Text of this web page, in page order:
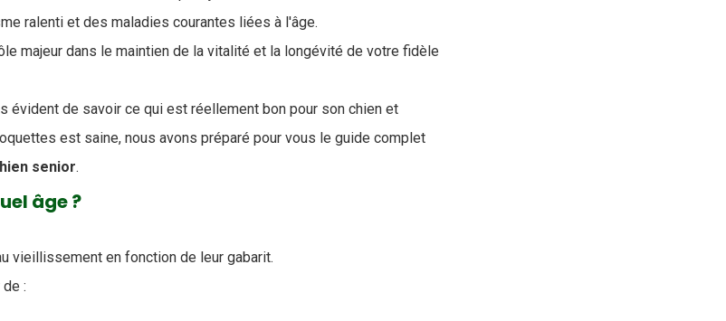
ralenti et des maladies courantes liées à l'âge.
majeur dans le maintien de la vitalité et la longévité de votre fidèle
évident de savoir ce qui est réellement bon pour son chien et
est saine, nous avons préparé pour vous le guide complet
senior.
âge ?
vieillissement en fonction de leur gabarit.
: